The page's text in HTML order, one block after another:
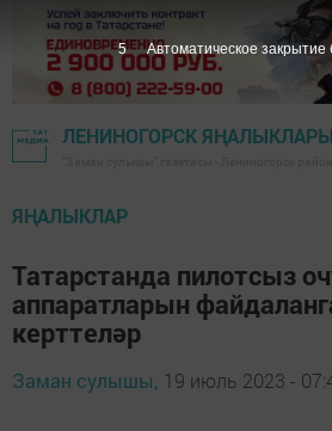
ЛЕНИНОГОРСК ЯҢАЛЫКЛАРЫ
ЯҢАЛЫКЛАР
Татарстанда пилотсыз
аппаратларын
керттеләр
Заман сулышы, 19 июль 2023 -
4 Автоматическое закрытие